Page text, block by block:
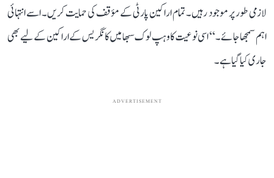
لازمی طور پر موجود رہیں۔ تمام اراکین پارٹی کے مؤقف کی حمایت کریں۔ اسے انتہائی
اہم سمجھا جائے۔‘‘ اسی نوعیت کا وہپ لوک سبھا میں کانگریس کے اراکین کے لیے بھی
جاری کیا گیا ہے۔
ADVERTISEMENT